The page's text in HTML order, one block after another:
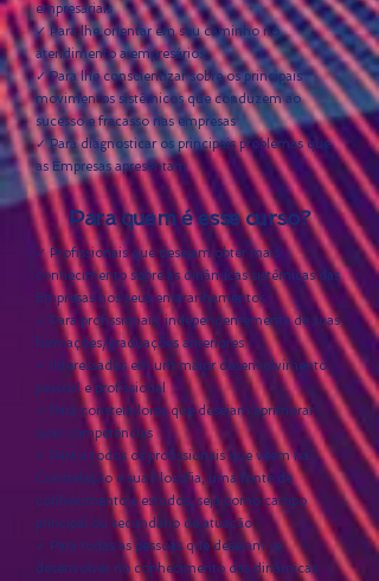
empresariais
✓ Para lhe orientar em seu caminho no
atendimento a empresários
✓ Para lhe conscientizar sobre os principais
movimentos sistêmicos que conduzem ao
sucesso e fracasso nas empresas
✓ Para diagnosticar os principais problemas que
as Empresas apresentam
Para quem é esse curso?
✓ Profissionais que desejam obter mais
conhecimento sobre as dinâmicas sistêmicas das
Empresas nos seus emaranhamentos
✓ Para profissionais, independentemente de suas
formações/graduações anteriores
✓ Interessados em um maior desenvolvimento
pessoal e profissional
✓ Para consteladores que desejam aprimorar
suas competências
✓ Para a todos os profissionais que veem na
Constelação e sua filosofia, uma fonte de
conhecimento e estudos, seja como campo
principal ou secundário de atuação
✓ Para todas as pessoas que desejam se
desenvolver no conhecimento das dinâmicas